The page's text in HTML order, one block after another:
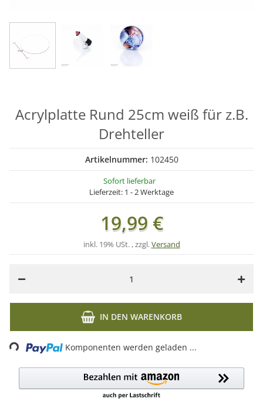
Acrylplatte Rund 25cm weiß für z.B.
Drehteller
Artikelnummer: 102450
Sofort lieferbar
Lieferzeit: 1 - 2 Werktage
19,99 €
inkl. 19% USt. , zzgl.Versand
IN DEN WARENKORB
Loading... Komponenten werden geladen ...